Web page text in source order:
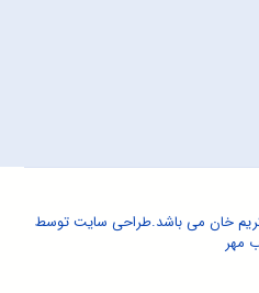
طراحی سایتتوسط
مهر